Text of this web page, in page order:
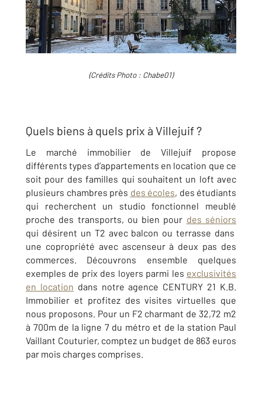
(Crédits Photo : Chabe01)
Quels biens à quels prix à Villejuif ?
Le marché immobilier de Villejuif propose
différents types d’appartements en location que ce
soit pour des familles qui souhaitent un loft avec
plusieurs chambres près des écoles, des étudiants
qui recherchent un studio fonctionnel meublé
proche des transports, ou bien pour des séniors
qui désirent un T2 avec balcon ou terrasse dans
une copropriété avec ascenseur à deux pas des
commerces. Découvrons ensemble quelques
exemples de prix des loyers parmi les exclusivités
en location dans notre agence CENTURY 21 K.B.
Immobilier et profitez des visites virtuelles que
nous proposons. Pour un F2 charmant de 32,72 m2
à 700m de la ligne 7 du métro et de la station Paul
Vaillant Couturier, comptez un budget de 863 euros
par mois charges comprises.